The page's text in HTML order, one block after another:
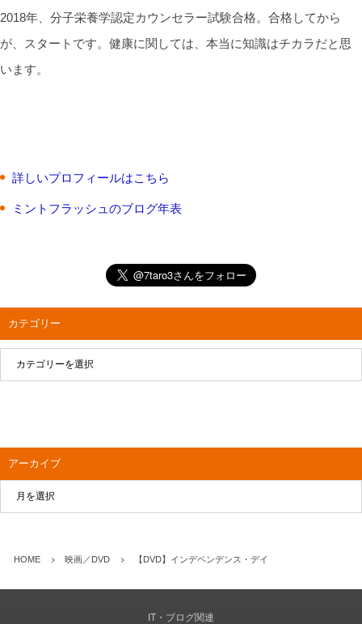
2018年、分子栄養学認定カウンセラー試験合格。合格してから
が、スタートです。健康に関しては、本当に知識はチカラだと思
います。
詳しいプロフィールはこちら
ミントフラッシュのブログ年表
カテゴリー
アーカイブ
HOME 映画／DVD 【DVD】インデペンデンス・デイ
IT・ブログ関連